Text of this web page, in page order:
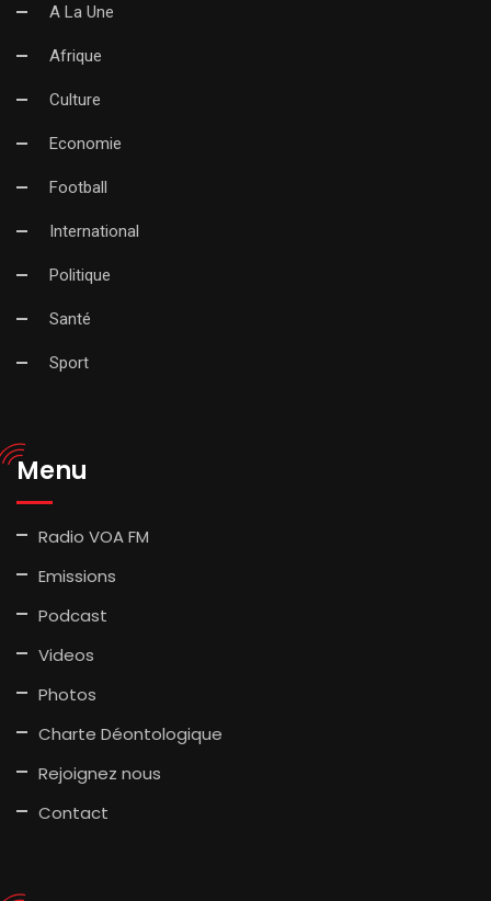
A La Une
Afrique
Culture
Economie
Football
International
Politique
Santé
Sport
Menu
Radio VOA FM
Emissions
Podcast
Videos
Photos
Charte Déontologique
Rejoignez nous
Contact